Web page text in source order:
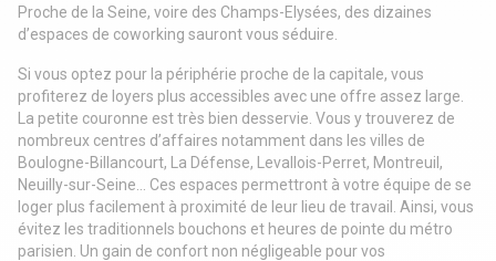
Proche de la Seine, voire des Champs-Elysées, des dizaines
d’espaces de coworking sauront vous séduire.
Si vous optez pour la périphérie proche de la capitale, vous
profiterez de loyers plus accessibles avec une offre assez large.
La petite couronne est très bien desservie. Vous y trouverez de
nombreux centres d’affaires notamment dans les villes de
Boulogne-Billancourt, La Défense, Levallois-Perret, Montreuil,
Neuilly-sur-Seine… Ces espaces permettront à votre équipe de se
loger plus facilement à proximité de leur lieu de travail. Ainsi, vous
évitez les traditionnels bouchons et heures de pointe du métro
parisien. Un gain de confort non négligeable pour vos